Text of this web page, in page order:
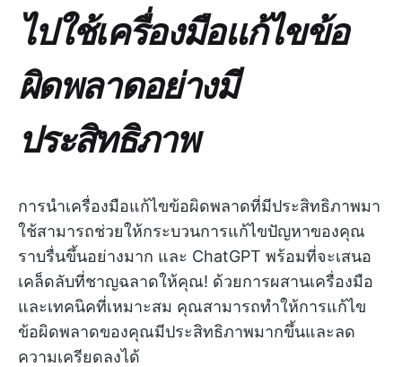
ไปใช้เครื่องมือแก้ไขข้อ
ผิดพลาดอย่างมี
ประสิทธิภาพ
การนำเครื่องมือแก้ไขข้อผิดพลาดที่มีประสิทธิภาพมา
ใช้สามารถช่วยให้กระบวนการแก้ไขปัญหาของคุณ
ราบรื่นขึ้นอย่างมาก และ ChatGPT พร้อมที่จะเสนอ
เคล็ดลับที่ชาญฉลาดให้คุณ! ด้วยการผสานเครื่องมือ
และเทคนิคที่เหมาะสม คุณสามารถทำให้การแก้ไข
ข้อผิดพลาดของคุณมีประสิทธิภาพมากขึ้นและลด
ความเครียดลงได้